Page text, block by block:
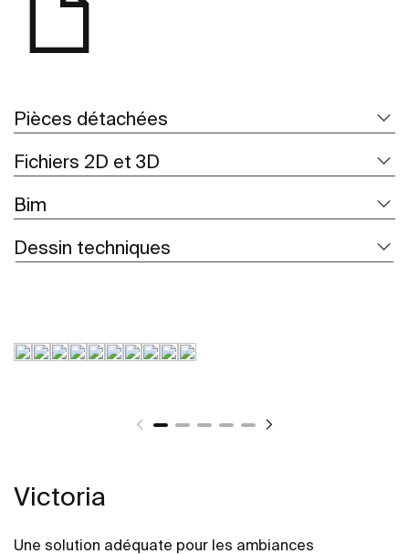
Pièces détachées
Fichiers 2D et 3D
Bim
Dessin techniques
Victoria
Une solution adéquate pour les ambiances